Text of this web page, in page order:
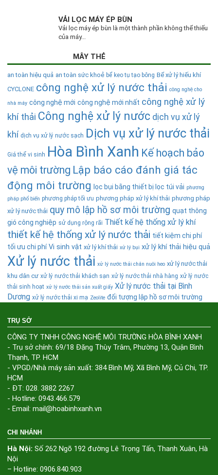
VẢI LỌC MÁY ÉP BÙN
Vải lọc máy ép bùn là một thành phần không thể thiếu
của máy...
MÂY THẺ
an toàn hiệu quả an toàn sức khoẻ bể keo tụ tạo bông Bể xử lý hiếu khí
CYCLONE công nghệ xử lý nước thải công nghệ cho
nhà máy công nghệ mới công nghệ mới nhất công nghệ xử lý
khí thải Công nghệ xử lý nước dịch vụ xử lý
khí dịch vụ xử lý nước sạch Dịch vụ xử lý nước thải
Giá thể vi sinh Hòa Bình Xanh Kế hoạch bảo
vệ môi trường Lập báo cáo đánh giá tác
động môi trường lọc bụi bằng thiết bị lọc túi vải phương
pháp phổ biến phương pháp tối ưu phương pháp xử lý khí thải phương pháp
xử lý nước thải quy mô lập hồ sơ môi trường quạt thông
gió công nghiệp sử dụng rộng rãi Thiết kế hệ thống xử lý khí
thiết kế hệ thống xử lý nước thải tiết kiệm chi phí
tối ưu chi phí Vi sinh vật xử lý khí thải xử lý bụi xử lý khí thải hiệu quả
Xử lý nước thải xử lý nước thải chăn nuôi heo xử lý nước thải
khu dân cư xử lý nước thải khách sạn xử lý nước thải nhà hàng xử lý nước
thải sinh hoạt xử lý nước thải sản xuất giấy Xử lý nước thải tại Bình
Dương xử lý nước thải xi mạ Zeolite đối tượng lập hồ sơ môi trường
TRỤ SỞ
CÔNG TY TNHH CÔNG NGHỆ MÔI TRƯỜNG HÒA BÌNH XANH
- Trụ sở chính: 69/18 Đặng Thùy Trâm, Phường 13, Quận Bình
Thạnh, TP. HCM
- VPGD/Nhà máy sản xuất: 384 Bình Mỹ, Xã Bình Mỹ, Củ Chi, TP.
HCM
- ĐT: 028. 3882 2267
- Hotline: 0943.466.579
- Email: mail@hoabinhxanh.vn
CHI NHÁNH
Hà Nội: Số 262 Ngõ 192 đường Lê Trọng Tấn, Thanh Xuân, Hà
Nội
– Hotline: 0906.840.903